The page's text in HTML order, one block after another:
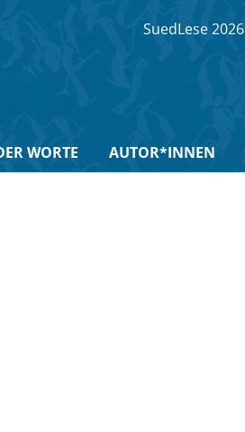
WORTE AUTOR*INNEN
SuedLese 2026